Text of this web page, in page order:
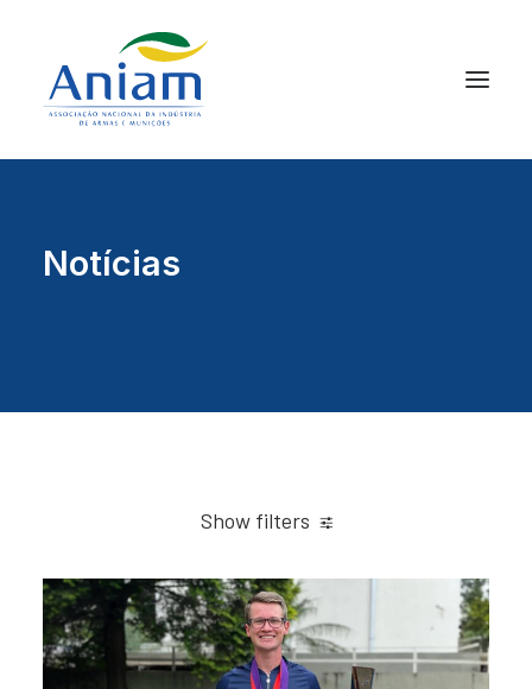
Notícias
Show filters